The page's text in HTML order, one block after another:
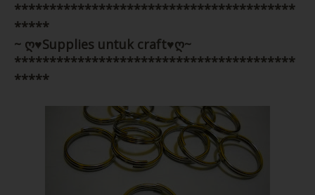
****************************************
*****
~ ღ♥Supplies untuk craft♥ღ~
****************************************
*****